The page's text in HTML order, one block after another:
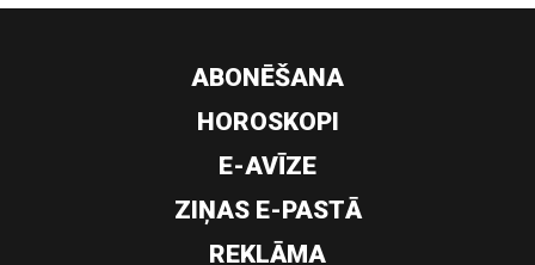
ABONĒŠANA
HOROSKOPI
E-AVĪZE
ZIŅAS E-PASTĀ
REKLĀMA